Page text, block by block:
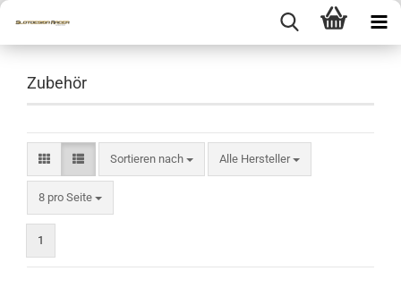
Zubehör
Sortieren nach
Sortieren nach Alle Hersteller
8 pro Seite
pro Seite
1